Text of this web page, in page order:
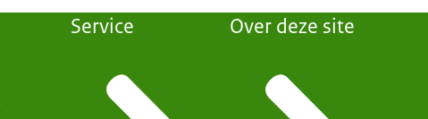
Service Over deze site